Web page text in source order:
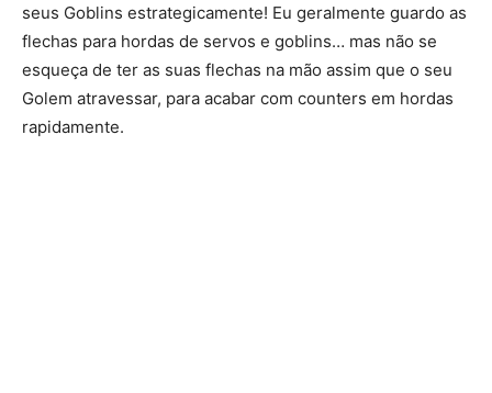
seus Goblins estrategicamente! Eu geralmente guardo as
flechas para hordas de servos e goblins… mas não se
esqueça de ter as suas flechas na mão assim que o seu
Golem atravessar, para acabar com counters em hordas
rapidamente.